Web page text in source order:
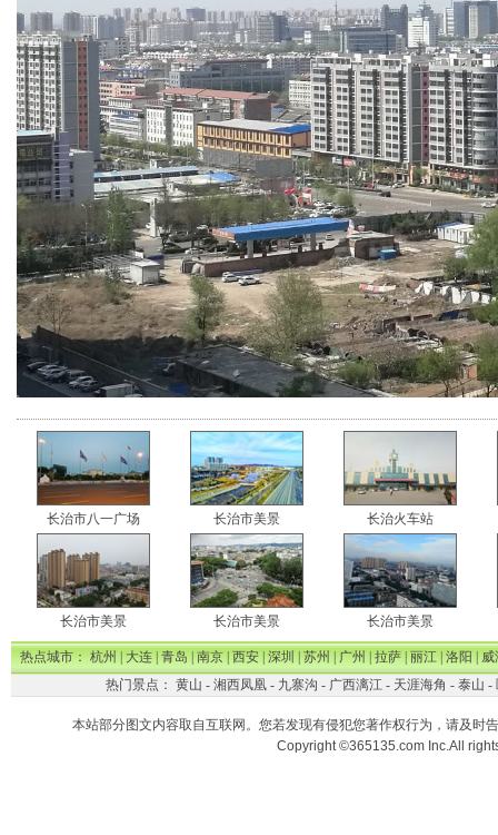
长治市八一广场 长治市美景 长治火车站
长治市美景 长治市美景 长治市美景
热点城市：杭州|大连|青岛|南京|西安|深圳|苏州|广州|拉萨|丽江|洛阳|威
热门景点： 黄山 - 湘西凤凰- 九寨沟 - 广西漓江- 天涯海角 - 泰山 -
本站部分图文内容取自互联网。您若发现有侵犯您著作权行为，请及时
Copyright ©365135.com Inc.All